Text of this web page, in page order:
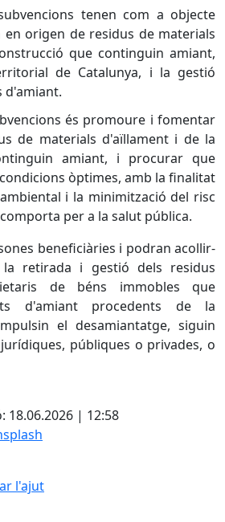
tenen com a objecte
origen de residus de materials
que continguin amiant,
de Catalunya, i la gestió
d'amiant.
és promoure i fomentar
de materials d'aïllament i de la
amiant, i procurar que
òptimes, amb la finalitat
i la minimització del risc
per a la salut pública.
beneficiàries i podran acollir-
retirada i gestió dels residus
de béns immobles que
d'amiant procedents de la
el desamiantatge, siguin
públiques o privades, o
18.06.2026 | 12:58
l'ajut